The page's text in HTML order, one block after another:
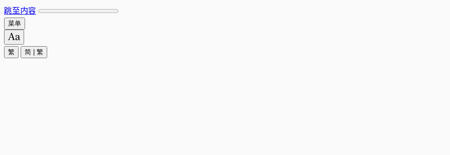
跳至内容
菜单
繁 简 繁